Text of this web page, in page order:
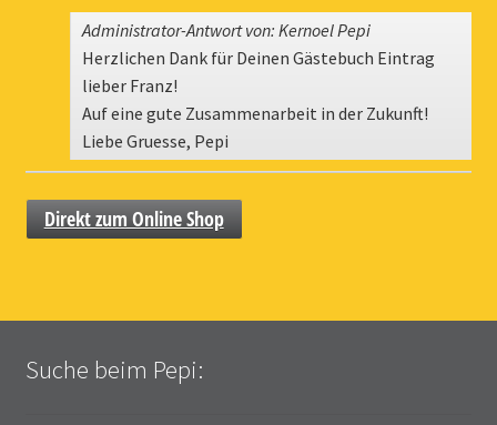
Administrator-Antwort von: Kernoel Pepi
Herzlichen Dank für Deinen Gästebuch Eintrag
lieber Franz!
Auf eine gute Zusammenarbeit in der Zukunft!
Liebe Gruesse, Pepi
Direkt zum Online Shop
Suche beim Pepi: